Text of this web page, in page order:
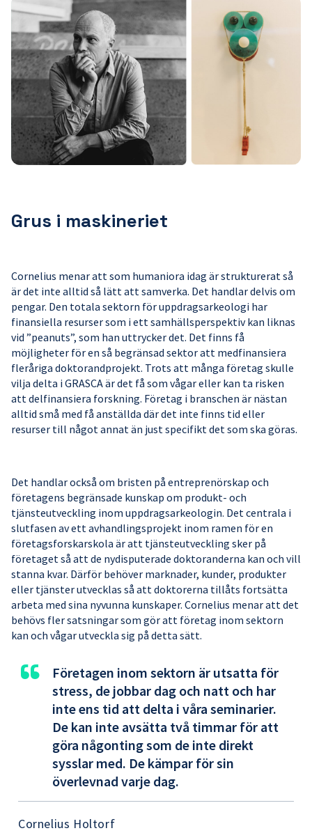
Grus i maskineriet
Cornelius menar att som humaniora idag är strukturerat så
är det inte alltid så lätt att samverka. Det handlar delvis om
pengar. Den totala sektorn för uppdragsarkeologi har
finansiella resurser som i ett samhällsperspektiv kan liknas
vid ”peanuts”, som han uttrycker det. Det finns få
möjligheter för en så begränsad sektor att medfinansiera
fleråriga doktorandprojekt. Trots att många företag skulle
vilja delta i GRASCA är det få som vågar eller kan ta risken
att delfinansiera forskning. Företag i branschen är nästan
alltid små med få anställda där det inte finns tid eller
resurser till något annat än just specifikt det som ska göras.
Det handlar också om bristen på entreprenörskap och
företagens begränsade kunskap om produkt- och
tjänsteutveckling inom uppdragsarkeologin. Det centrala i
slutfasen av ett avhandlingsprojekt inom ramen för en
företagsforskarskola är att tjänsteutveckling sker på
företaget så att de nydisputerade doktoranderna kan och vill
stanna kvar. Därför behöver marknader, kunder, produkter
eller tjänster utvecklas så att doktorerna tillåts fortsätta
arbeta med sina nyvunna kunskaper. Cornelius menar att det
behövs fler satsningar som gör att företag inom sektorn
kan och vågar utveckla sig på detta sätt.
“
Företagen inom sektorn är utsatta för
stress, de jobbar dag och natt och har
inte ens tid att delta i våra seminarier.
De kan inte avsätta två timmar för att
göra någonting som de inte direkt
sysslar med. De kämpar för sin
överlevnad varje dag.
Cornelius Holtorf